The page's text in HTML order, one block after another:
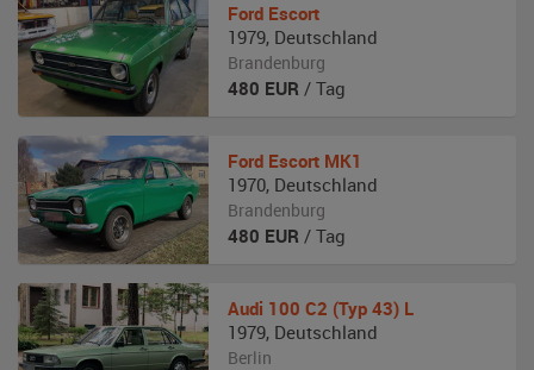
Ford Escort
1979, Deutschland
Brandenburg
480 EUR / Tag
Ford Escort MK1
1970, Deutschland
Brandenburg
480 EUR / Tag
Audi 100 C2 (Typ 43) L
1979, Deutschland
Berlin